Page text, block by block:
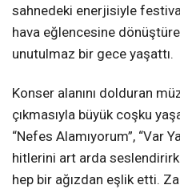
sahnedeki enerjisiyle
hava eğlencesine
unutulmaz bir gece yaşattı.
Konser alanını dolduran
çıkmasıyla büyük coşku
“Nefes Alamıyorum”, “Var
hitlerini art arda
hep bir ağızdan eşlik etti.